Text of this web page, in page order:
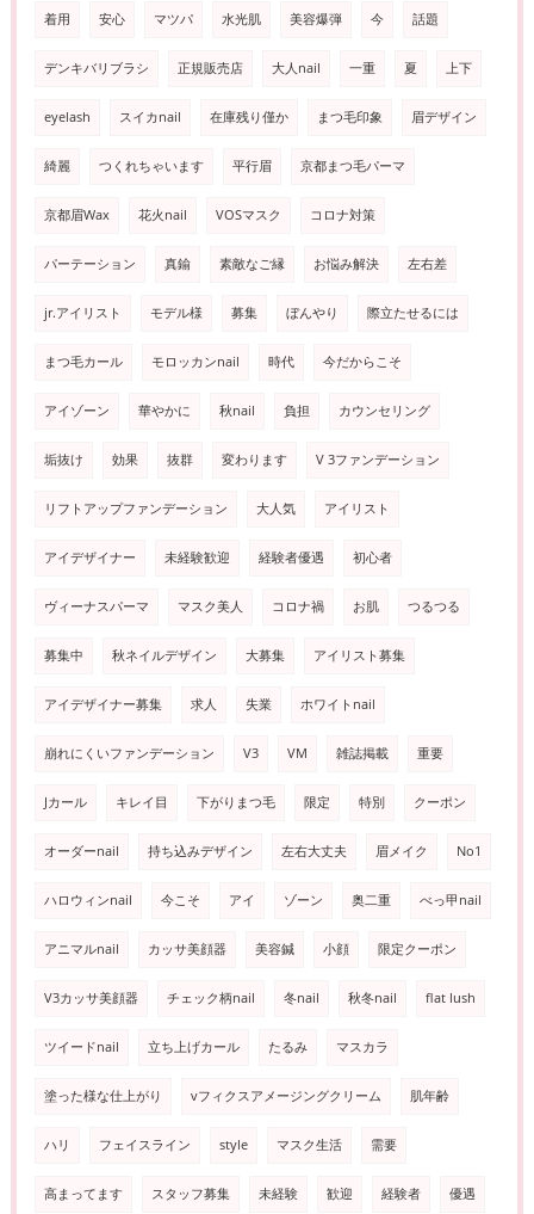
着用 安心 マツパ 水光肌 美容爆弾 今 話題
デンキバリブラシ 正規販売店 大人nail 一重 夏 上下
eyelash スイカnail 在庫残り僅か まつ毛印象 眉デザイン
綺麗 つくれちゃいます 平行眉 京都まつ毛パーマ
京都眉Wax 花火nail VOSマスク コロナ対策
パーテーション 真鍮 素敵なご縁 お悩み解決 左右差
jr.アイリスト モデル様 募集 ぼんやり 際立たせるには
まつ毛カール モロッカンnail 時代 今だからこそ
アイゾーン 華やかに 秋nail 負担 カウンセリング
垢抜け 効果 抜群 変わります V 3ファンデーション
リフトアップファンデーション 大人気 アイリスト
アイデザイナー 未経験歓迎 経験者優遇 初心者
ヴィーナスパーマ マスク美人 コロナ禍 お肌 つるつる
募集中 秋ネイルデザイン 大募集 アイリスト募集
アイデザイナー募集 求人 失業 ホワイトnail
崩れにくいファンデーション V3 VM 雑誌掲載 重要
Jカール キレイ目 下がりまつ毛 限定 特別 クーポン
オーダーnail 持ち込みデザイン 左右大丈夫 眉メイク No1
ハロウィンnail 今こそ アイ ゾーン 奥二重 べっ甲nail
アニマルnail カッサ美顔器 美容鍼 小顔 限定クーポン
V3カッサ美顔器 チェック柄nail 冬nail 秋冬nail flat lush
ツイードnail 立ち上げカール たるみ マスカラ
塗った様な仕上がり vフィクスアメージングクリーム 肌年齢
ハリ フェイスライン style マスク生活 需要
高まってます スタッフ募集 未経験 歓迎 経験者 優遇